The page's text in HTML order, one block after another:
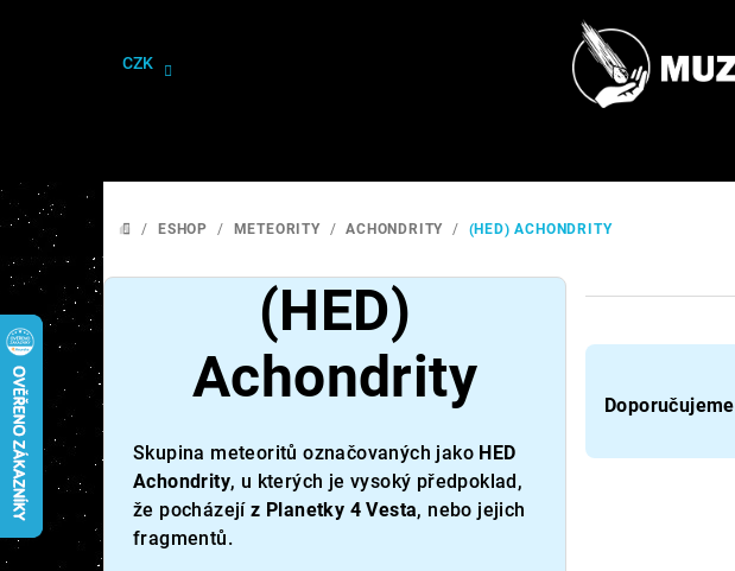
CZK
DOMŮ
/ ESHOP / METEORITY / ACHONDRITY / (HED) ACHONDRITY
(HED)
Achondrity
Skupina meteoritů označovaných jako HED
Achondrity, u kterých je vysoký předpoklad,
že pocházejíz Planetky 4 Vesta, nebo jejich
fragmentů.
a
z
Doporučujeme